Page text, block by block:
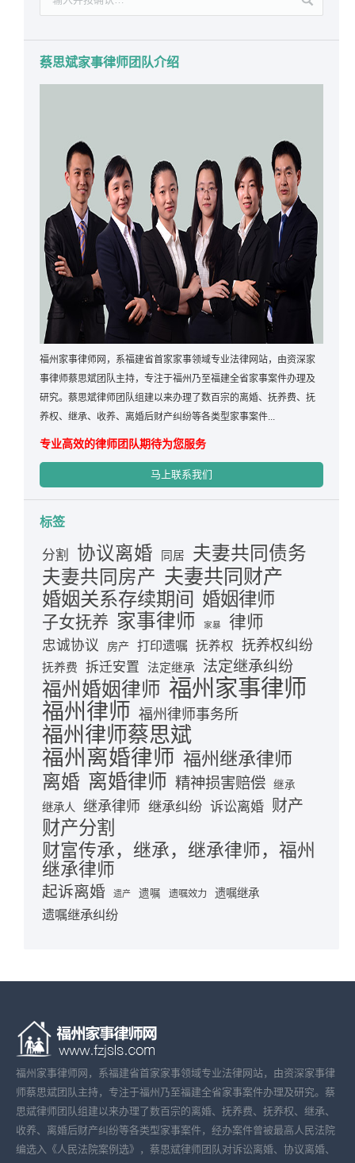
蔡思斌家事律师团队介绍
福州家事律师网，系福建省首家家事领域专业法律网站，由资深家
事律师蔡思斌团队主持，专注于福州乃至福建全省家事案件办理及
研究。蔡思斌律师团队组建以来办理了数百宗的离婚、抚养费、抚
养权、继承、收养、离婚后财产纠纷等各类型家事案件...
专业高效的律师团队期待为您服务
马上联系我们
标签
分割 协议离婚 同居 夫妻共同债务
夫妻共同房产 夫妻共同财产
婚姻关系存续期间 婚姻律师
子女抚养 家事律师 家暴 律师
忠诚协议 房产 打印遗嘱 抚养权 抚养权纠纷
抚养费 拆迁安置 法定继承 法定继承纠纷
福州婚姻律师 福州家事律师
福州律师 福州律师事务所
福州律师蔡思斌
福州离婚律师 福州继承律师
离婚 离婚律师 精神损害赔偿 继承
继承人 继承律师 继承纠纷 诉讼离婚 财产
财产分割
财富传承，继承，继承律师，福州
继承律师
起诉离婚 遗产 遗嘱 遗嘱效力 遗嘱继承
遗嘱继承纠纷
福州家事律师网，系福建省首家家事领域专业法律网站，由资深家事律
师蔡思斌团队主持，专注于福州乃至福建全省家事案件办理及研究。蔡
思斌律师团队组建以来办理了数百宗的离婚、抚养费、抚养权、继承、
收养、离婚后财产纠纷等各类型家事案件，经办案件曾被最高人民法院
编选入《人民法院案例选》，蔡思斌律师团队对诉讼离婚、协议离婚、